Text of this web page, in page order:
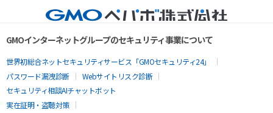
GMOインターネットグループのセキュリティ事業について
世界初総合ネットセキュリティサービス「GMOセキュリティ24」
パスワード漏洩診断
Webサイトリスク診断
セキュリティ相談AIチャットボット
実在証明・盗聴対策